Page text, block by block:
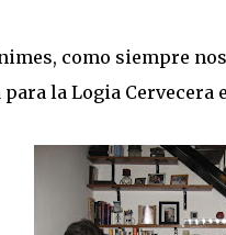
como siempre
la Logia Cervecera